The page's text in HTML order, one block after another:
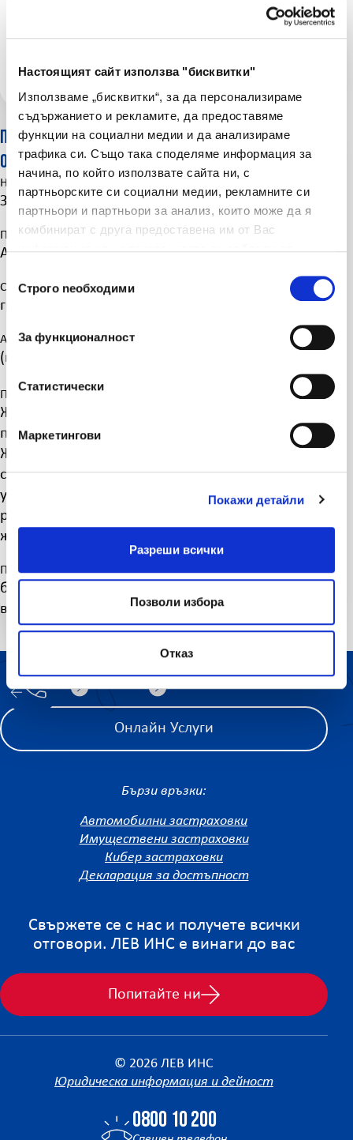
Настоящият сайт използва "бисквитки"
Използваме „бисквитки“, за да персонализираме
съдържанието и рекламите, да предоставяме
функции на социални медии и да анализираме
трафика си. Също така споделяме информация за
начина, по който използвате сайта ни, с
партньорските си социални медии, рекламните си
партньори и партньори за анализ, които може да я
комбинират с друга предоставена им от Вас
Строго nеобходими
За функционалност
Статистически
Маркетингови
Покажи детайли
Разреши всички
Позволи избора
Отказ
ПРЕДДОГОВОРНА ИНФОРМАЦИЯ, СЪГЛАСНО ЧЛ. 185
ОТ КЗ
Наименование:
Застрахователна компания „ЛЕВ ИНС” АД
Правно-организационна форма:
Акционерно дружество
Седалище и адрес на управление:
гр. София 1700, бул. „Симеоновско шосе” 67 А
Адрес на агенция, чрез която се сключва застраховката:
(попълва се при всеки конкретен случай)
Процедури за уреждане на спорове:
Жалби от потребители на застраховки се
приемат в деловодството на компанията.
Жалби, постъпили в териториалните структури
се препращат незабавно по факс в Централно
управление. Жалбите се разпределят за
разглеждане от изпълнителния директор. Всяка
жалба получава писмен отговор.
Приложимо право:
българското законодателство, вкл. подписаните
в страната международни договори.
ПРОДУКТИ
КОНТАКТИ
КАРТА НА САЙТА
Онлайн Услуги
Бързи връзки:
Автомобилни застраховки
Имуществени застраховки
Кибер застраховки
Декларация за достъпност
Свържете се с нас и получете всички
отговори. ЛЕВ ИНС е винаги до вас
Попитайте ни
© 2026 ЛЕВ ИНС
Юридическа информация и дейност
0800 10 200